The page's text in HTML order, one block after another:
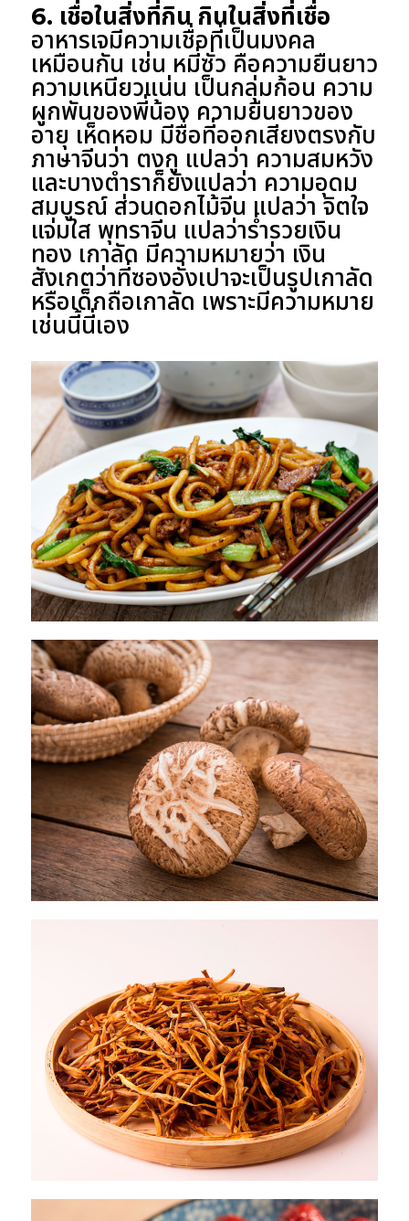
6. เชื่อในสิ่งที่กิน กินในสิ่งที่เชื่อ
อาหารเจมีความเชื่อที่เป็นมงคล
เหมือนกัน เช่น หมี่ซั่ว คือความยืนยาว
ความเหนียวแน่น เป็นกลุ่มก้อน ความ
ผูกพันของพี่น้อง ความยืนยาวของ
อายุ เห็ดหอม มีชื่อที่ออกเสียงตรงกับ
ภาษาจีนว่า ตงกู แปลว่า ความสมหวัง
และบางตำราก็ยังแปลว่า ความอุดม
สมบูรณ์ ส่วนดอกไม้จีน แปลว่า จิตใจ
แจ่มใส พุทราจีน แปลว่าร่ำรวยเงิน
ทอง เกาลัด มีความหมายว่า เงิน
สังเกตว่าที่ซองอั่งเปาจะเป็นรูปเกาลัด
หรือเด็กถือเกาลัด เพราะมีความหมาย
เช่นนี้นี่เอง